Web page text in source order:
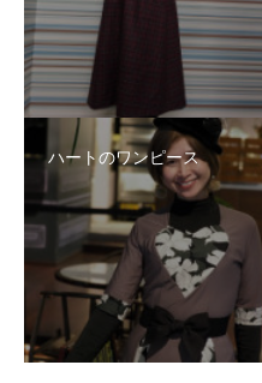
ハートのワンピース